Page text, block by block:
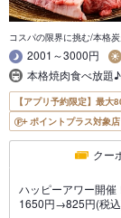
コスパの限界に挑む/本格
2001～3000円
本格焼肉食べ放題
【アプリ予約限定】最
ポイントプラス対象店
クー
ハッピーアワー開
1650円→825円(税